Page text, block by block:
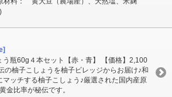
う瓶60g４本セット【赤・青】 【価格】2,100
の柚子こしょうを柚子ビレッジからお届け♪和
ッチする柚子こしょう♪厳選された国内産原
金比率が秘伝です。